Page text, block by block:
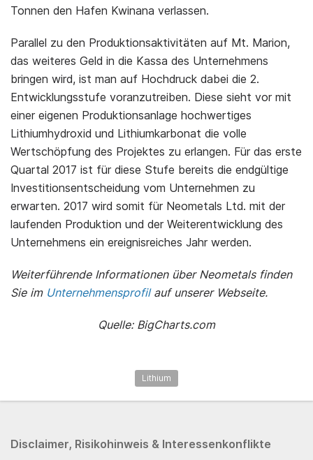
Tonnen den Hafen Kwinana verlassen.
Parallel zu den Produktionsaktivitäten auf Mt. Marion,
das weiteres Geld in die Kassa des Unternehmens
bringen wird, ist man auf Hochdruck dabei die 2.
Entwicklungsstufe voranzutreiben. Diese sieht vor mit
einer eigenen Produktionsanlage hochwertiges
Lithiumhydroxid und Lithiumkarbonat die volle
Wertschöpfung des Projektes zu erlangen. Für das erste
Quartal 2017 ist für diese Stufe bereits die endgültige
Investitionsentscheidung vom Unternehmen zu
erwarten. 2017 wird somit für Neometals Ltd. mit der
laufenden Produktion und der Weiterentwicklung des
Unternehmens ein ereignisreiches Jahr werden.
Weiterführende Informationen über Neometals finden
Sie im Unternehmensprofilauf unserer Webseite.
Quelle: BigCharts.com
Lithium
Disclaimer, Risikohinweis & Interessenkonflikte